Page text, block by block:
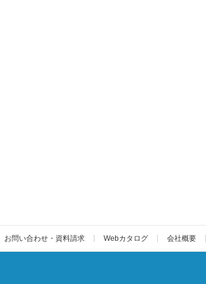
お問い合わせ・資料請求 Webカタログ 会社概要